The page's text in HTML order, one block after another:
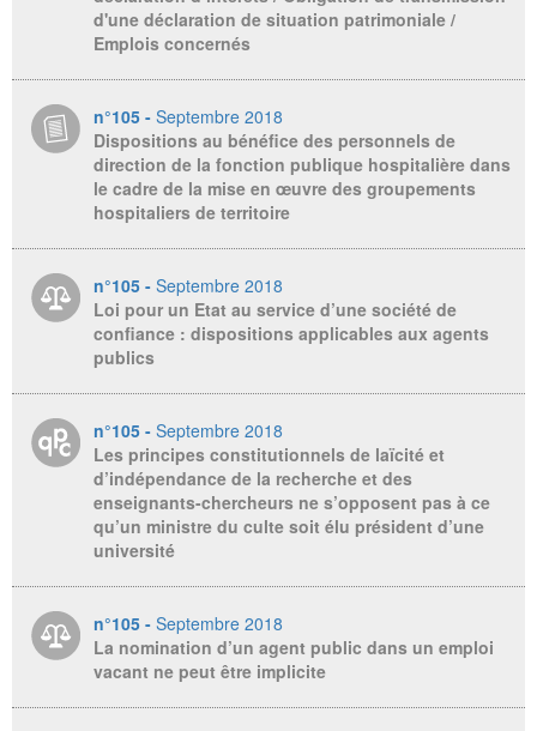
d'une déclaration de situation patrimoniale /
Emplois concernés
n°105 - Septembre 2018
Dispositions au bénéfice des personnels de
direction de la fonction publique hospitalière dans
le cadre de la mise en œuvre des groupements
hospitaliers de territoire
n°105 - Septembre 2018
Loi pour un Etat au service d’une société de
confiance : dispositions applicables aux agents
publics
n°105 - Septembre 2018
Les principes constitutionnels de laïcité et
d’indépendance de la recherche et des
enseignants-chercheurs ne s’opposent pas à ce
qu’un ministre du culte soit élu président d’une
université
n°105 - Septembre 2018
La nomination d’un agent public dans un emploi
vacant ne peut être implicite